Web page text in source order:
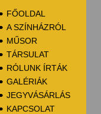
FŐOLDAL
A SZÍNHÁZRÓL
MŰSOR
TÁRSULAT
RÓLUNK ÍRTÁK
GALÉRIÁK
JEGYVÁSÁRLÁS
KAPCSOLAT